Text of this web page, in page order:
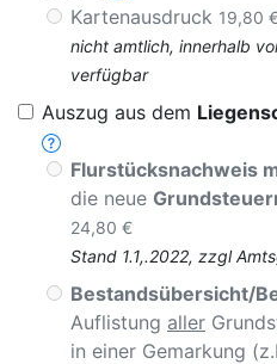
Kartenausdruck 19,80
nicht amtlich, innerhalb
verfügbar
Auszug aus dem
Flurstücksnachweis
die neue
24,80 €
Stand 1.1,.2022, zzgl
Bestandsübersicht/
Auflistung aller
in einer Gemarkung